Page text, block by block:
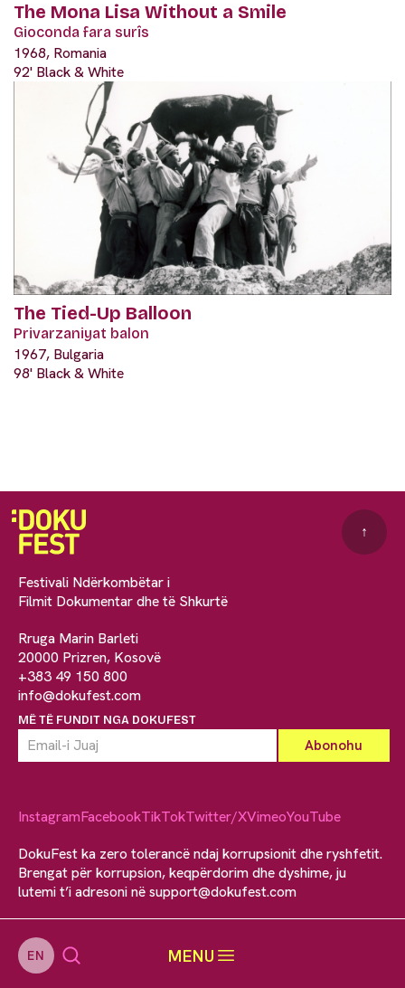
EN MENU
The Mona Lisa Without a Smile
Gioconda fara surîs
1968, Romania
92' Black & White
The Tied-Up Balloon
Privarzaniyat balon
1967, Bulgaria
98' Black & White
Festivali Ndërkombëtar i
Filmit Dokumentar dhe të Shkurtë
Rruga Marin Barleti
20000 Prizren, Kosovë
+383 49 150 800
info@dokufest.com
MË TË FUNDIT NGA DOKUFEST
↑
InstagramFacebookTikTokTwitter/XVimeoYouTube
DokuFest ka zero tolerancë ndaj korrupsionit dhe ryshfetit.
Brengat për korrupsion, keqpërdorim dhe dyshime, ju
lutemi t’i adresoni nësupport@dokufest.com